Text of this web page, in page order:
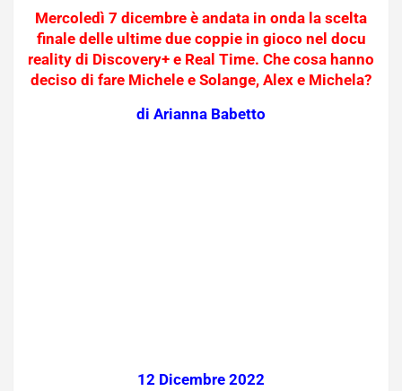
Mercoledì 7 dicembre è andata in onda la scelta
finale delle ultime due coppie in gioco nel docu
reality di Discovery+ e Real Time. Che cosa hanno
deciso di fare Michele e Solange, Alex e Michela?
di Arianna Babetto
12 Dicembre 2022